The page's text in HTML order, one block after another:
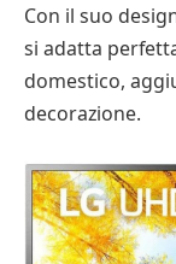
Con il suo
si adatta
domestico,
decorazione.